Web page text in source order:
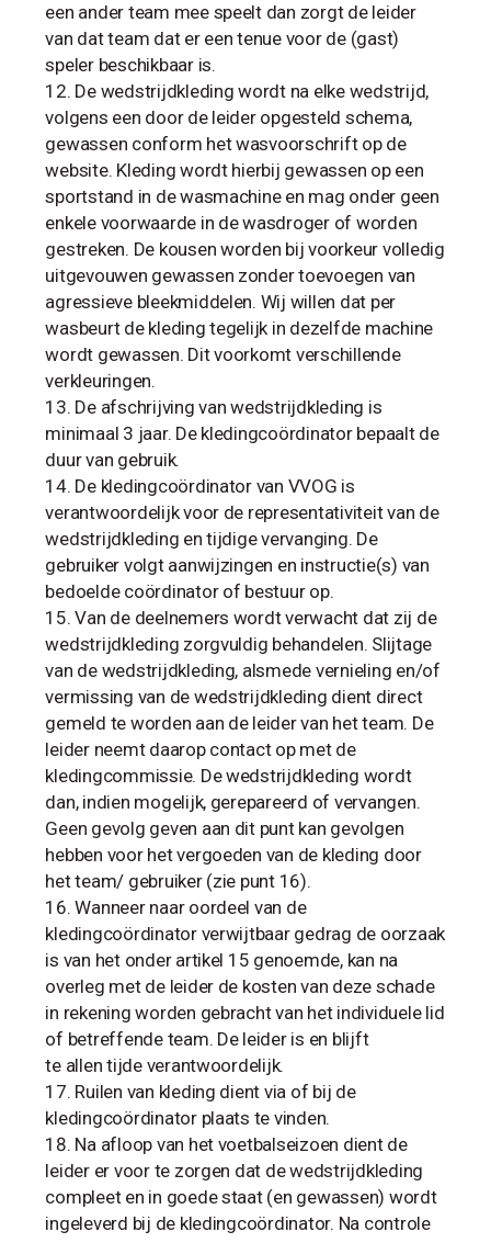
een ander team mee speelt dan zorgt de leider
van dat team dat er een tenue voor de (gast)
speler beschikbaar is.
De wedstrijdkleding wordt na elke wedstrijd,
volgens een door de leider opgesteld schema,
gewassen conform het wasvoorschrift op de
website. Kleding wordt hierbij gewassen op een
sportstand in de wasmachine en mag onder geen
enkele voorwaarde in de wasdroger of worden
gestreken. De kousen worden bij voorkeur volledig
uitgevouwen gewassen zonder toevoegen van
agressieve bleekmiddelen. Wij willen dat per
wasbeurt de kleding tegelijk in dezelfde machine
wordt gewassen. Dit voorkomt verschillende
verkleuringen.
De afschrijving van wedstrijdkleding is
minimaal 3 jaar. De kledingcoördinator bepaalt de
duur van gebruik.
De kledingcoördinator van VVOG is
verantwoordelijk voor de representativiteit van de
wedstrijdkleding en tijdige vervanging. De
gebruiker volgt aanwijzingen en instructie(s) van
bedoelde coördinator of bestuur op.
Van de deelnemers wordt verwacht dat zij de
wedstrijdkleding zorgvuldig behandelen. Slijtage
van de wedstrijdkleding, alsmede vernieling en/of
vermissing van de wedstrijdkleding dient direct
gemeld te worden aan de leider van het team. De
leider neemt daarop contact op met de
kledingcommissie. De wedstrijdkleding wordt
dan, indien mogelijk, gerepareerd of vervangen.
Geen gevolg geven aan dit punt kan gevolgen
hebben voor het vergoeden van de kleding door
het team/ gebruiker (zie punt 16).
Wanneer naar oordeel van de
kledingcoördinator verwijtbaar gedrag de oorzaak
is van het onder artikel 15 genoemde, kan na
overleg met de leider de kosten van deze schade
in rekening worden gebracht van het individuele lid
of betreffende team. De leider is en blijft
te allen tijde verantwoordelijk.
Ruilen van kleding dient via of bij de
kledingcoördinator plaats te vinden.
Na afloop van het voetbalseizoen dient de
leider er voor te zorgen dat de wedstrijdkleding
compleet en in goede staat (en gewassen) wordt
ingeleverd bij de kledingcoördinator. Na controle